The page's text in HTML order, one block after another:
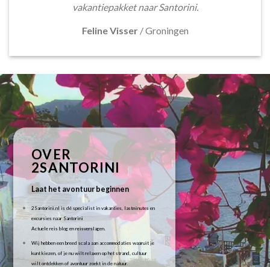
vakantiepakket naar Santorini.
Feline Visser /Groningen
OVER
2SANTORINI
Laat het avontuur beginnen
2Santorini.nl is dé specialist in vakanties, lastminutes en
excursies naar Santorini
Actuele reis blog en reisverslagen.
Wij hebben een breed scala aan accommodaties waaruit je
kunt kiezen, of je nu wilt relaxen op het strand, cultuur
wilt ontdekken of avontuur zoekt in de natuur.